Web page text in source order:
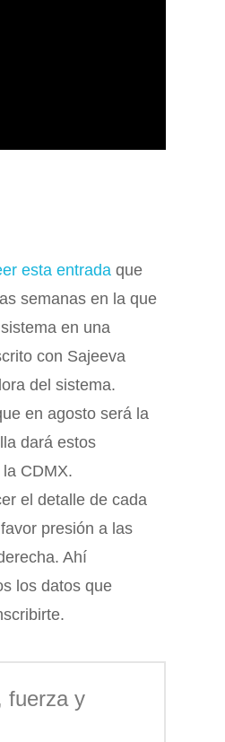
esta entrada que
semanas en la que
en una
con Sajeeva
del sistema.
en agosto será la
dará estos
CDMX.
el detalle de cada
presión a las
Ahí
los datos que
fuerza y